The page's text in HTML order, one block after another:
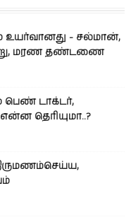
- சல்மான்,
மரண தண்டணை
பெண் டாக்டர்,
தெரியுமா..?